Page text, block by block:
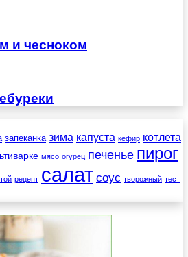
и чесноком
запеканка зима капуста кефир котлета
мясо огурец печенье пирог
рецепт салат соус творожный тест